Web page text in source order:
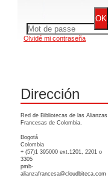
Olvidé mi contraseña
Dirección
Red de Bibliotecas de las Alianzas
Francesas de Colombia.
Bogotá
Colombia
+ (57)1 395000 ext.1201, 2201 o
3305
pmb-
alianzafrancesa@cloudbiteca.com